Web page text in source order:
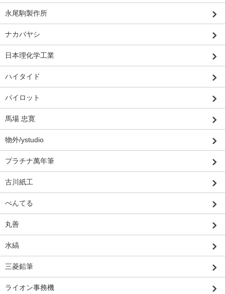
永尾駒製作所
ナカバヤシ
日本理化学工業
ハイタイド
パイロット
馬場 忠寛
物外/ystudio
プラチナ萬年筆
古川紙工
ぺんてる
丸善
水縞
三菱鉛筆
ライオン事務機